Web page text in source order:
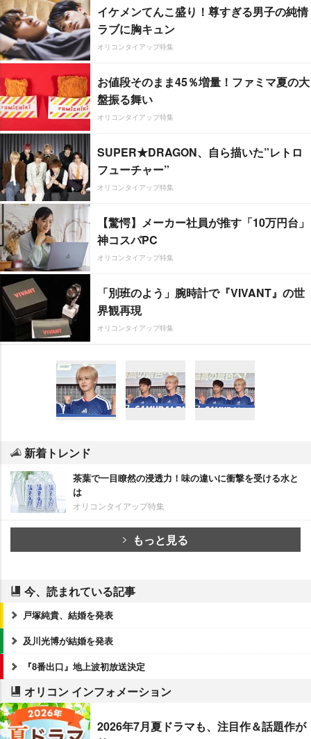
イケメンてんこ盛り！尊すぎる男子の純情
ラブに胸キュン
オリコンタイアップ特集
お値段そのまま45％増量！ファミマ夏の大
盤振る舞い
オリコンタイアップ特集
SUPER★DRAGON、自ら描いた”レトロ
フューチャー”
オリコンタイアップ特集
【驚愕】メーカー社員が推す「10万円台」
神コスパPC
オリコンタイアップ特集
「別班のよう」腕時計で『VIVANT』の世
界観再現
オリコンタイアップ特集
新着トレンド
茶葉で一目瞭然の浸透力！味の違いに衝撃を受ける水と
は
オリコンタイアップ特集
もっと見る
今、読まれている記事
戸塚純貴、結婚を発表
及川光博が結婚を発表
『8番出口』地上波初放送決定
オリコン インフォメーション
2026年7月夏ドラマも、注目作＆話題作が